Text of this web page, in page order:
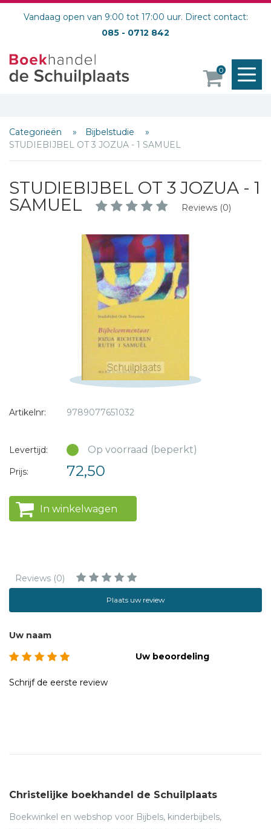
Vandaag open van 9:00 tot 17:00 uur. Direct contact:
085 - 0712 842
0
Categorieën
Bijbelstudie
STUDIEBIJBEL OT 3 JOZUA - 1 SAMUEL
STUDIEBIJBEL OT 3 JOZUA - 1
SAMUEL
Reviews (0)
Artikelnr: 9789077651032
Levertijd: Op voorraad (beperkt)
Prijs: 72,50
In winkelwagen
Reviews (0)
Plaats uw review
Sterren
E-mail *
Titel *
Uw naam
Uw beoordeling
Schrijf de eerste review
Christelijke boekhandel de Schuilplaats
Boekwinkel en webshop voor Bijbels, kinderbijbels,